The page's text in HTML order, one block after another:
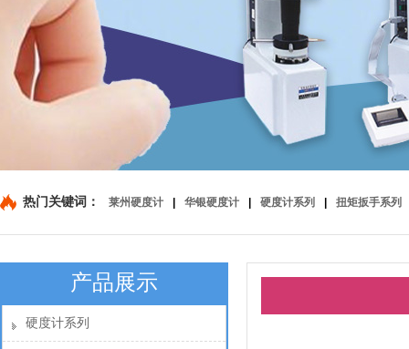
热门关键词： 莱州硬度计 华银硬度计 硬度计系列 扭矩扳手系列
产品展示
硬度计系列